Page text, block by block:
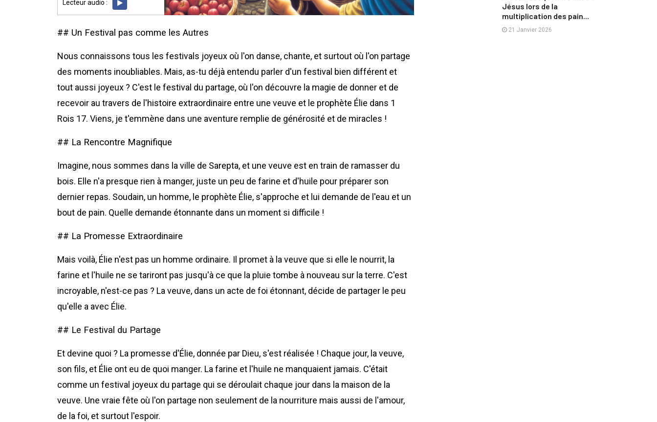
Lecteur audio :
## Un Festival pas comme les Autres
Nous connaissons tous les festivals joyeux où l'on danse, chante, et surtout où l'on partage
des moments inoubliables. Mais, as-tu déjà entendu parler d'un festival bien différent et
tout aussi joyeux ? C'est le festival du partage, où l'on découvre la magie de donner et de
recevoir au travers de l'histoire extraordinaire entre une veuve et le prophète Élie dans 1
Rois 17. Viens, je t'emmène dans une aventure remplie de générosité et de miracles !
## La Rencontre Magnifique
Imagine, nous sommes dans la ville de Sarepta, et une veuve est en train de ramasser du
bois. Elle n'a presque rien à manger, juste un peu de farine et d'huile pour préparer son
dernier repas. Soudain, un homme, le prophète Élie, s'approche et lui demande de l'eau et un
bout de pain. Quelle demande étonnante dans un moment si difficile !
## La Promesse Extraordinaire
Mais voilà, Élie n'est pas un homme ordinaire. Il promet à la veuve que si elle le nourrit, la
farine et l'huile ne se tariront pas jusqu'à ce que la pluie tombe à nouveau sur la terre. C'est
incroyable, n'est-ce pas ? La veuve, dans un acte de foi étonnant, décide de partager le peu
qu'elle a avec Élie.
## Le Festival du Partage
Et devine quoi ? La promesse d'Élie, donnée par Dieu, s'est réalisée ! Chaque jour, la veuve,
son fils, et Élie ont eu de quoi manger. La farine et l'huile ne manquaient jamais. C'était
comme un festival joyeux du partage qui se déroulait chaque jour dans la maison de la
veuve. Une vraie fête où l'on partage non seulement de la nourriture mais aussi de l'amour,
de la foi, et surtout l'espoir.
Jésus lors de la
multiplication des pain...
21 Janvier 2026